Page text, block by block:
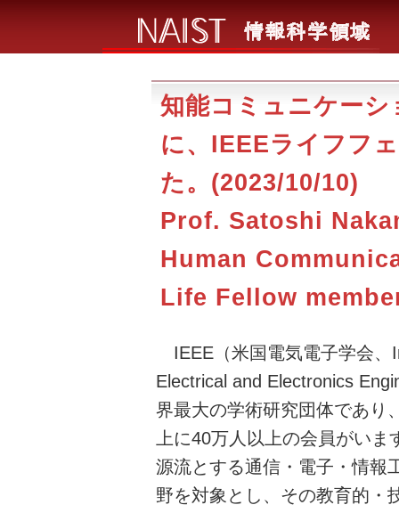
知能コミュニケーシ
に、IEEEライフフ
た。(2023/10/10)
Prof. Satoshi
Human
Life Fellow
IEEE（米国電気電子学会、
Electrical and Electronics
界最大の学術研究団体であり
上に40万人以上の会員がいま
源流とする通信・電子・情報
野を対象とし、その教育的・